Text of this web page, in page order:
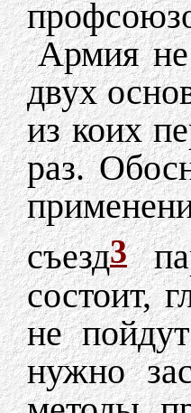
Армия не
двух
из коих
раз.
съезд3
состоит,
не
нужно